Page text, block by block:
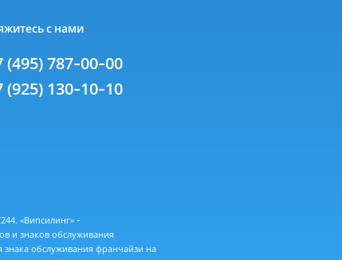
с нами
(495) 787-00-00
(925) 130-10-10
«Випсилинг» -
и знаков обслуживания
знака обслуживания франчайзи на